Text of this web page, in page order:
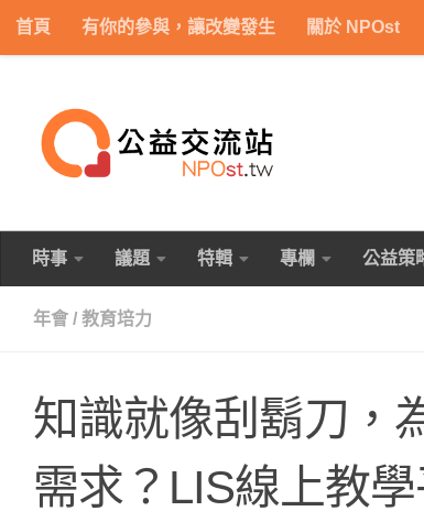
Skip to content
首頁 有你的參與，讓改變發生 關於 NPOst
時事 議題 特輯 專欄 公益策
年會 / 教育培力
知識就像刮鬍刀，
需求？LIS線上教